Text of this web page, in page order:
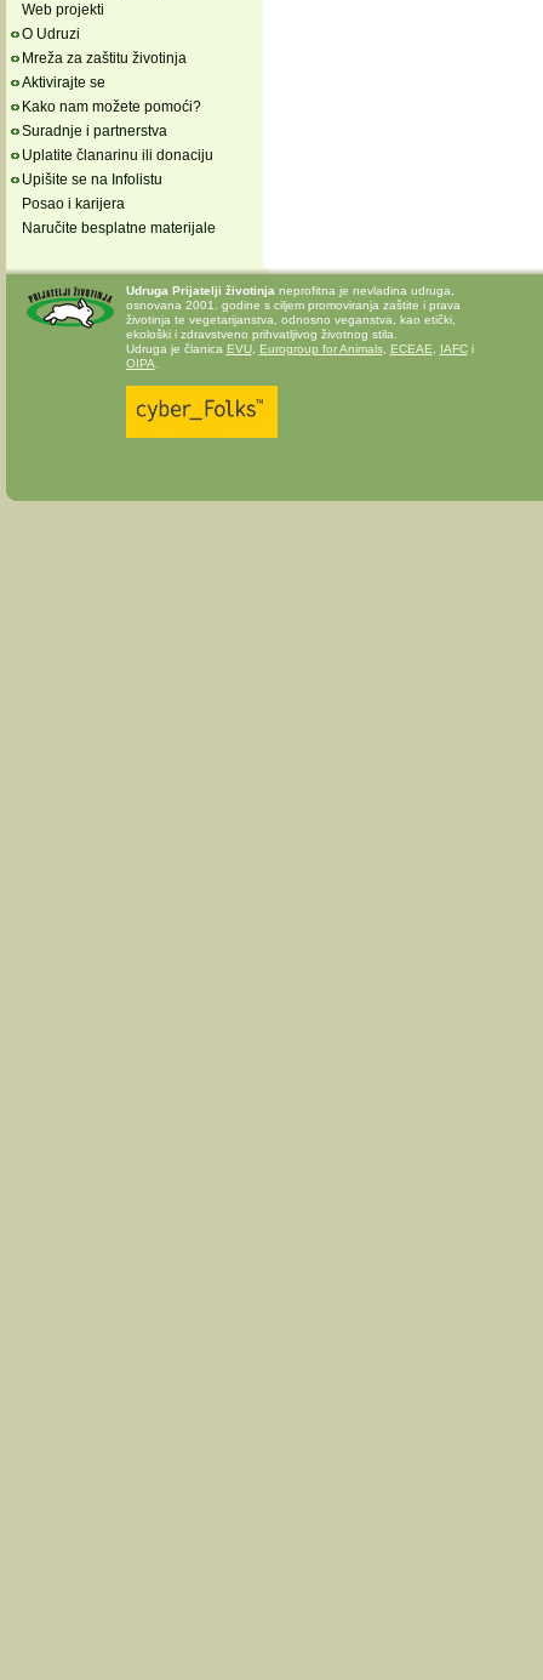
Web projekti
O Udruzi
Mreža za zaštitu životinja
Aktivirajte se
Kako nam možete pomoći?
Suradnje i partnerstva
Uplatite članarinu ili donaciju
Upišite se na Infolistu
Posao i karijera
Naručite besplatne materijale
Udruga Prijatelji životinja neprofitna je nevladina udruga,
osnovana 2001. godine s ciljem promoviranja zaštite i prava
životinja te vegetarijanstva, odnosno veganstva, kao etički,
ekološki i zdravstveno prihvatljivog životnog stila.
Udruga je članica EVU, Eurogroup for Animals, ECEAE IAFCi
OIPA